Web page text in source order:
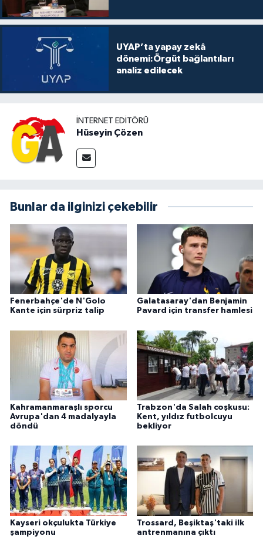
UYAP’ta yapay zekâ
dönemi:Örgüt bağlantıları
analiz edilecek
İNTERNET EDITÖRÜ
Hüseyin Çözen
Bunlar da ilginizi çekebilir
Fenerbahçe'de N'Golo
Kante için sürpriz talip
Galatasaray'dan Benjamin
Pavard için transfer hamlesi
Kahramanmaraşlı sporcu
Avrupa'dan 4 madalyayla
döndü
Trabzon'da Salah coşkusu:
Kent, yıldız futbolcuyu
bekliyor
Kayseri okçulukta Türkiye
şampiyonu
Trossard, Beşiktaş'taki ilk
antrenmanına çıktı